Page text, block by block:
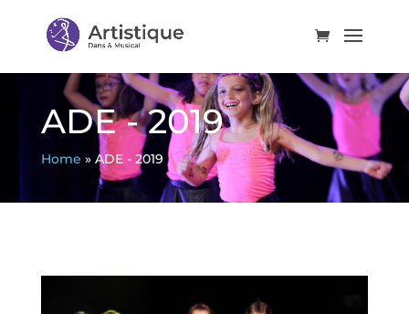
ADE - 2019
Home » ADE - 2019